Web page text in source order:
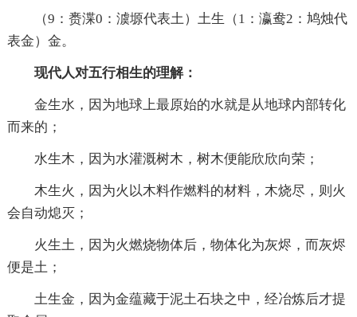
（9：赉渫0：澞塬代表土）土生（1：瀛鸯2：鸠烛代
表金）金。
现代人对五行相生的理解：
金生水，因为地球上最原始的水就是从地球内部转化
而来的；
水生木，因为水灌溉树木，树木便能欣欣向荣；
木生火，因为火以木料作燃料的材料，木烧尽，则火
会自动熄灭；
火生土，因为火燃烧物体后，物体化为灰烬，而灰烬
便是土；
土生金，因为金蕴藏于泥土石块之中，经冶炼后才提